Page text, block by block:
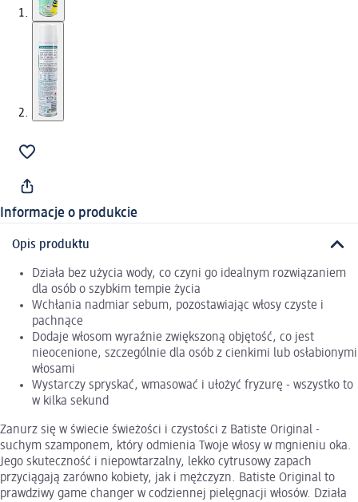
Informacje o produkcie
Opis produktu
Działa bez użycia wody, co czyni go idealnym rozwiązaniem
dla osób o szybkim tempie życia
Wchłania nadmiar sebum, pozostawiając włosy czyste i
pachnące
Dodaje włosom wyraźnie zwiększoną objętość, co jest
nieocenione, szczególnie dla osób z cienkimi lub osłabionymi
włosami
Wystarczy spryskać, wmasować i ułożyć fryzurę - wszystko to
w kilka sekund
Zanurz się w świecie świeżości i czystości z Batiste Original -
suchym szamponem, który odmienia Twoje włosy w mgnieniu oka.
Jego skuteczność i niepowtarzalny, lekko cytrusowy zapach
przyciągają zarówno kobiety, jak i mężczyzn. Batiste Original to
prawdziwy game changer w codziennej pielęgnacji włosów. Działa